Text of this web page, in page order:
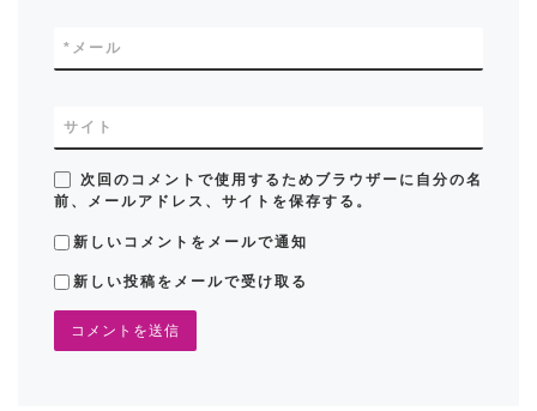
メール
*
サイト
次回のコメントで使用するためブラウザーに自分の名
前、メールアドレス、サイトを保存する。
新しいコメントをメールで通知
新しい投稿をメールで受け取る